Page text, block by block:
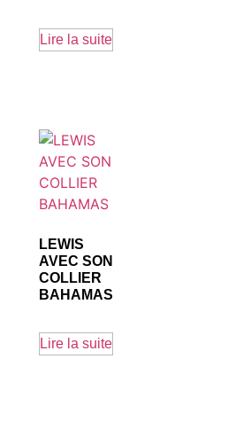
Lire la suite
LEWIS
AVEC SON
COLLIER
BAHAMAS
Lire la suite